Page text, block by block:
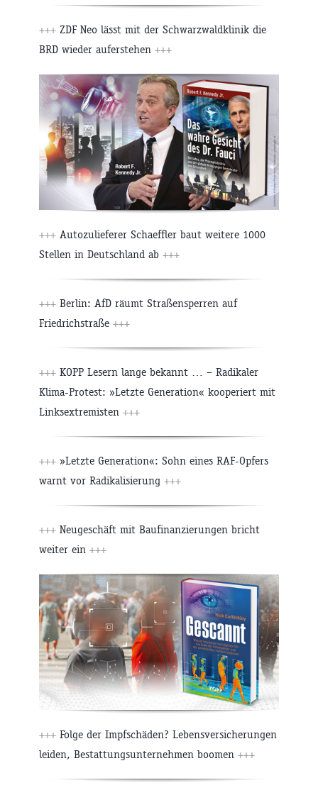
+++ ZDF Neo lässt mit der Schwarzwaldklinik die
BRD wieder auferstehen +++
+++ Autozulieferer Schaeffler baut weitere 1000
Stellen in Deutschland ab +++
+++ Berlin: AfD räumt Straßensperren auf
Friedrichstraße +++
+++ KOPP Lesern lange bekannt … – Radikaler
Klima-Protest: »Letzte Generation« kooperiert mit
Linksextremisten +++
+++ »Letzte Generation«: Sohn eines RAF-Opfers
warnt vor Radikalisierung +++
+++ Neugeschäft mit Baufinanzierungen bricht
weiter ein +++
+++ Folge der Impfschäden? Lebensversicherungen
leiden, Bestattungsunternehmen boomen +++